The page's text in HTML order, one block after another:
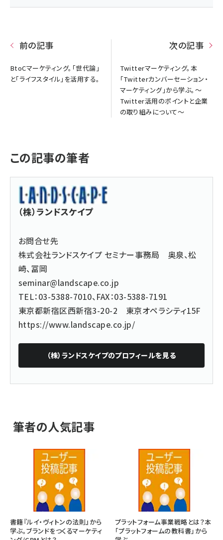
前の記事
BtoCマーケティング。「世代論」
と「ライフスタイル」を活用する。
次の記事
Twitterマーケティング。本
「Twitterカンバーセーション・
マーケティング」から学ぶ。～
Twitter活用のポイントと企業
の取り組みについて～
この記事の筆者
（株）ランドスケイプ
お問合せ先
株式会社ランドスケイプ セミナー事務局 奥泉、松
崎、冨岡
seminar@landscape.co.jp
TEL：03-5388-7010、FAX：03-5388-7191
東京都新宿区西新宿3-20-2 東京オペラシティ15F
https://www.landscape.co.jp/
（株）ランドスケイプのプロフィールを見る
筆者の人気記事
書籍『ルイ・ヴィトンの法則』から
学ぶ。ブランドをつくるマーケティ
プラットフォーム事業戦略とは？本
「プラットフォームの教科書」から